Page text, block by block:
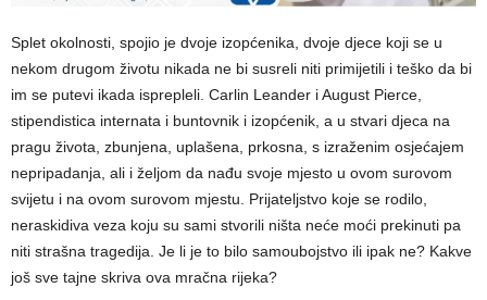
Splet okolnosti, spojio je dvoje izopćenika, dvoje djece koji se u
nekom drugom životu nikada ne bi susreli niti primijetili i teško da bi
im se putevi ikada isprepleli. Carlin Leander i August Pierce,
stipendistica internata i buntovnik i izopćenik, a u stvari djeca na
pragu života, zbunjena, uplašena, prkosna, s izraženim osjećajem
nepripadanja, ali i željom da nađu svoje mjesto u ovom surovom
svijetu i na ovom surovom mjestu. Prijateljstvo koje se rodilo,
neraskidiva veza koju su sami stvorili ništa neće moći prekinuti pa
niti strašna tragedija. Je li je to bilo samoubojstvo ili ipak ne? Kakve
još sve tajne skriva ova mračna rijeka?